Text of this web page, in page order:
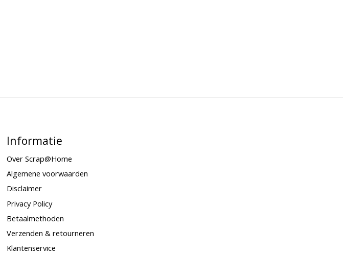
Informatie
Over Scrap@Home
Algemene voorwaarden
Disclaimer
Privacy Policy
Betaalmethoden
Verzenden & retourneren
Klantenservice